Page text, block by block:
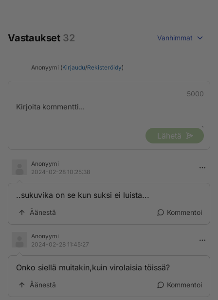
Vastaukset 32 Vanhimmat
Anonyymi (Kirjaudu/Rekisteröidy)
5000
Lähetä
Anonyymi
2024-02-28 10:25:38
..sukuvika on se kun suksi ei luista...
Äänestä Kommentoi
Anonyymi
2024-02-28 11:45:27
Onko siellä muitakin,kuin virolaisia töissä?
Äänestä Kommentoi